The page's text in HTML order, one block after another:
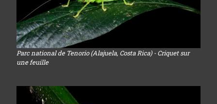
Parc national de Tenorio (Alajuela, Costa Rica) - Criquet sur
une feuille